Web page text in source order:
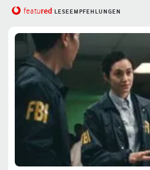
featured LESEEMPFEHLUNGEN